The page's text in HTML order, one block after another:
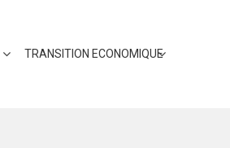
TRANSITION ECONOMIQUE